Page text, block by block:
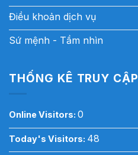
Điều khoản dịch vụ
Sứ mệnh - Tầm nhìn
THỐNG KÊ TRUY CẬP
Online Visitors: 0
Today's Visitors: 48